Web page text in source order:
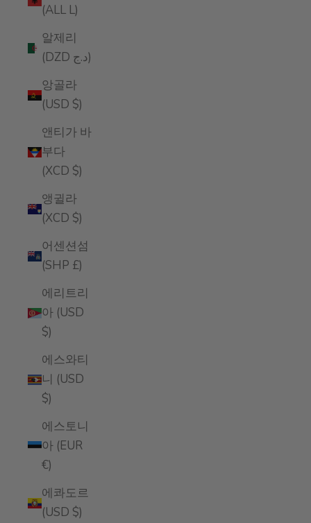
(ALL L)
알제리
(DZD د.ج)
앙골라
(USD $)
앤티가 바
부다
(XCD $)
앵귈라
(XCD $)
어센션섬
(SHP £)
에리트리
아 (USD
$)
에스와티
니 (USD
$)
에스토니
아 (EUR
€)
에콰도르
(USD $)